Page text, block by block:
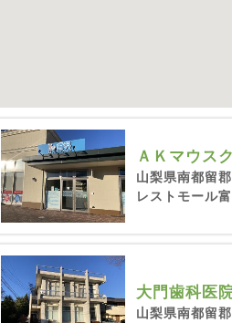
ＡＫマウス
山梨県南都留
レストモール
大門歯科医
山梨県南都留